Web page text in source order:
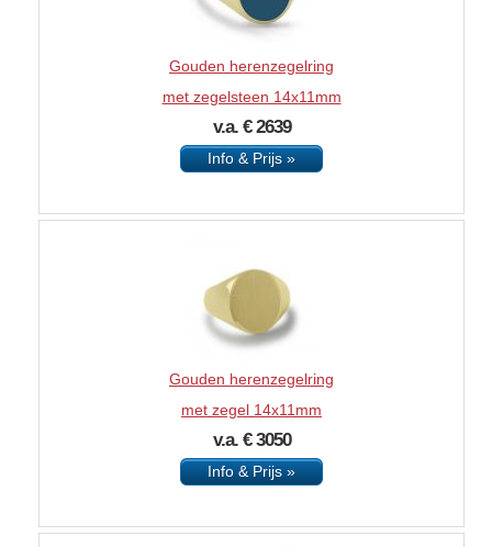
Gouden herenzegelring
met zegelsteen 14x11mm
v.a. € 2639
Info & Prijs »
Gouden herenzegelring
met zegel 14x11mm
v.a. € 3050
Info & Prijs »